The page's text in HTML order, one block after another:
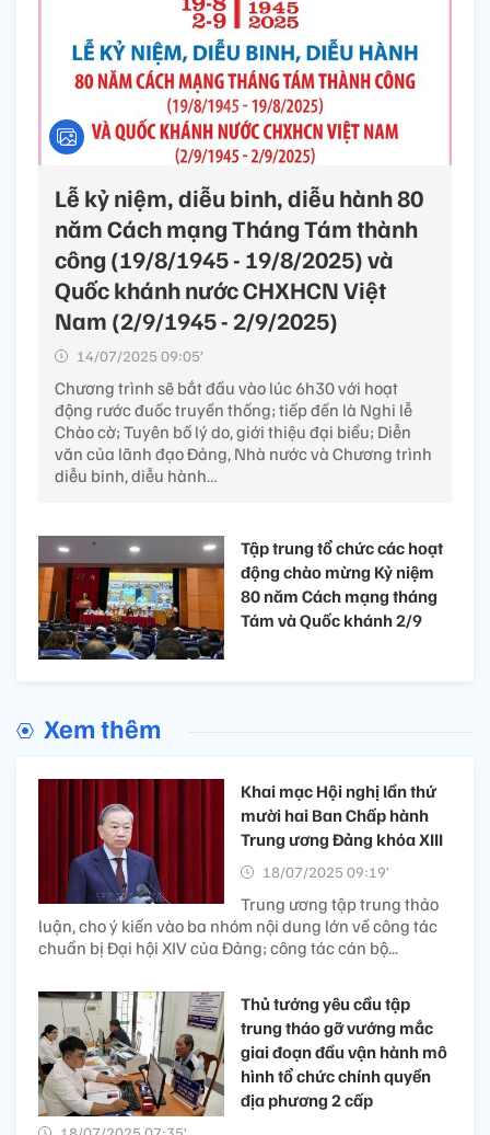
Lễ kỷ niệm, diễu binh, diễu hành 80
năm Cách mạng Tháng Tám thành
công (19/8/1945 - 19/8/2025) và
Quốc khánh nước CHXHCN Việt
Nam (2/9/1945 - 2/9/2025)
14/07/2025 09:05’
Chương trình sẽ bắt đầu vào lúc 6h30 với hoạt
động rước đuốc truyền thống; tiếp đến là Nghi lễ
Chào cờ; Tuyên bố lý do, giới thiệu đại biểu; Diễn
văn của lãnh đạo Đảng, Nhà nước và Chương trình
diễu binh, diễu hành…
Tập trung tổ chức các hoạt
động chào mừng Kỷ niệm
80 năm Cách mạng tháng
Tám và Quốc khánh 2/9
Xem thêm
Khai mạc Hội nghị lần thứ
mười hai Ban Chấp hành
Trung ương Đảng khóa XIII
18/07/2025 09:19’
Trung ương tập trung thảo
luận, cho ý kiến vào ba nhóm nội dung lớn về công tác
chuẩn bị Đại hội XIV của Đảng; công tác cán bộ...
Thủ tướng yêu cầu tập
trung tháo gỡ vướng mắc
giai đoạn đầu vận hành mô
hình tổ chức chính quyền
địa phương 2 cấp